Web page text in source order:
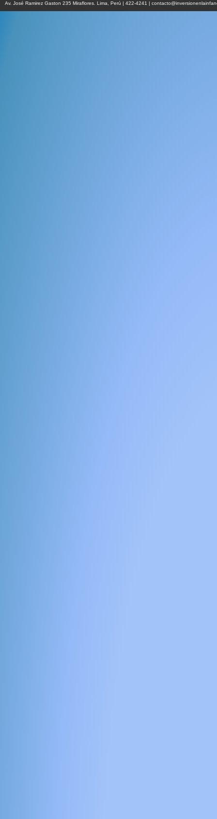
Av. José Ramirez Gaston 235 Miraflores. Lima, Perú | 422-4241 |